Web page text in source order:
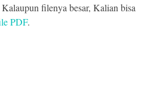
filenya besar, Kalian bisa
PDF.